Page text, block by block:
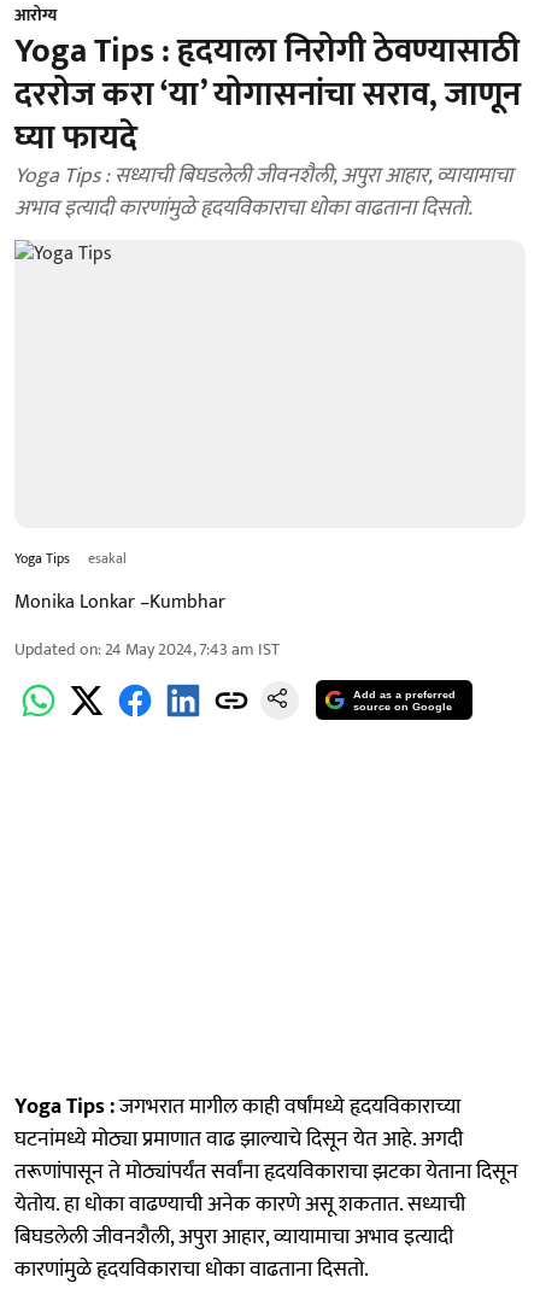
आरोग्य
Yoga Tips : हृदयाला निरोगी ठेवण्यासाठी
दररोज करा ‘या’ योगासनांचा सराव, जाणून
घ्या फायदे
Yoga Tips : सध्याची बिघडलेली जीवनशैली, अपुरा आहार, व्यायामाचा
अभाव इत्यादी कारणांमुळे हृदयविकाराचा धोका वाढताना दिसतो.
Yoga Tips esakal
Monika Lonkar –Kumbhar
Updated on:24 May 2024, 7:43 am IST
Add as a preferred
source on Google
Yoga Tips :जगभरात मागील काही वर्षांमध्ये हृदयविकाराच्या
घटनांमध्ये मोठ्या प्रमाणात वाढ झाल्याचे दिसून येत आहे. अगदी
तरूणांपासून ते मोठ्यांपर्यंत सर्वांना हृदयविकाराचा झटका येताना दिसून
येतोय. हा धोका वाढण्याची अनेक कारणे असू शकतात. सध्याची
बिघडलेली जीवनशैली, अपुरा आहार, व्यायामाचा अभाव इत्यादी
कारणांमुळे हृदयविकाराचा धोका वाढताना दिसतो.